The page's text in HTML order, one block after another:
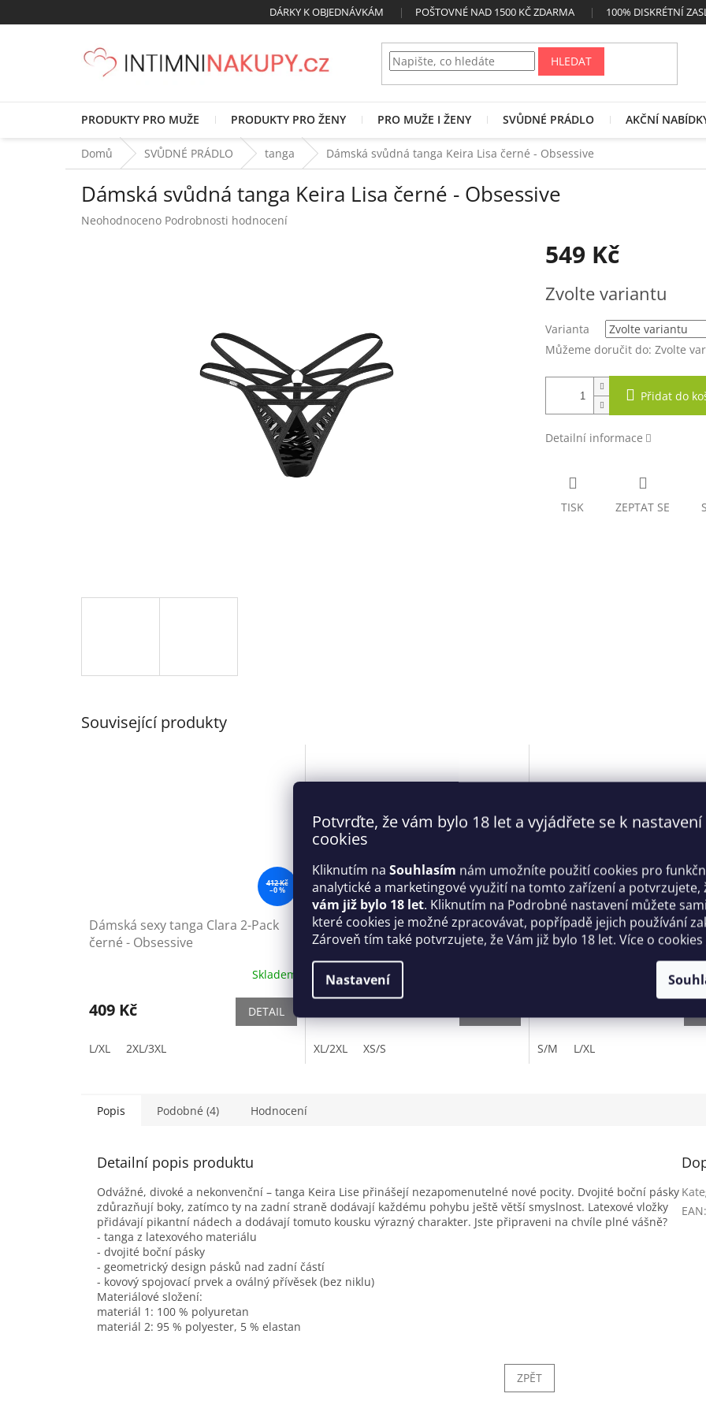
Potvrďte, že vám bylo 18 let a vyjádřete se k nastavení
cookies
Kliknutím na Souhlasím nám umožníte použití cookies pro
analytické a marketingové využití na tomto zařízení a potvrzujete,
vám již bylo 18 let. Kliknutím na Podrobné nastavení můžete
které cookies je možné zpracovávat, popřípadě jejich používání
Zároveň tím také potvrzujete, že Vám již bylo 18 let. Více o cookies
Nastavení
na
DÁRKY K OBJEDNÁVKÁM POŠTOVNÉ NAD 1500 KČ ZDARMA 100% DISKRÉTNÍ
HLEDAT
PRODUKTY PRO MUŽE PRODUKTY PRO ŽENY PRO MUŽE I ŽENY SVŮDNÉ PRÁDLO AKČNÍ
Domů SVŮDNÉ PRÁDLO tanga Dámská svůdná tanga Keira Lisa černé - Obsessive
Dámská svůdná tanga Keira Lisa černé - Obsessive
Průměrné
Neohodnoceno Podrobnosti hodnocení
549 Kč
cena:
Zvolte variantu
Varianta
Můžeme doručit do: Zvolte
Přidat do
Detailní informace
TISK ZEPTAT SE
Související produkty
412 Kč
–0 %
Dámská sexy tanga Clara 2-Pack
černé - Obsessive
Skladem
409 Kč DETAIL
L/XL 2XL/3XL
Dámská sexy tanga Novenes
crotchless Thong - Obsessive
XL/2XL XS/S
Pánské slipy Boldero briefs
Obsessive
S/M L/XL
Popis Podobné (4) Hodnocení
Detailní popis produktu
Odvážné, divoké a nekonvenční – tanga Keira Lise přinášejí nezapomenutelné nové pocity. Dvojité boční pásky
zdůrazňují boky, zatímco ty na zadní straně dodávají každému pohybu ještě větší smyslnost. Latexové vložky
přidávají pikantní nádech a dodávají tomuto kousku výrazný charakter. Jste připraveni na chvíle plné vášně?
- tanga z latexového materiálu
- dvojité boční pásky
- geometrický design pásků nad zadní částí
- kovový spojovací prvek a oválný přívěsek (bez niklu)
Materiálové složení:
materiál 1: 100 % polyuretan
materiál 2: 95 % polyester, 5 % elastan
EAN:
ZPĚT